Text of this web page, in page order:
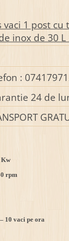
1 post cu
inox de 30 L
:
24 de
Kw
rpm
10 vaci pe ora